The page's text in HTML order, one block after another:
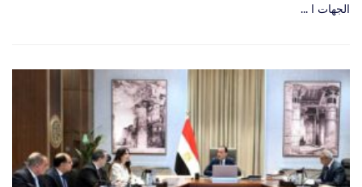
الجهات ا ...